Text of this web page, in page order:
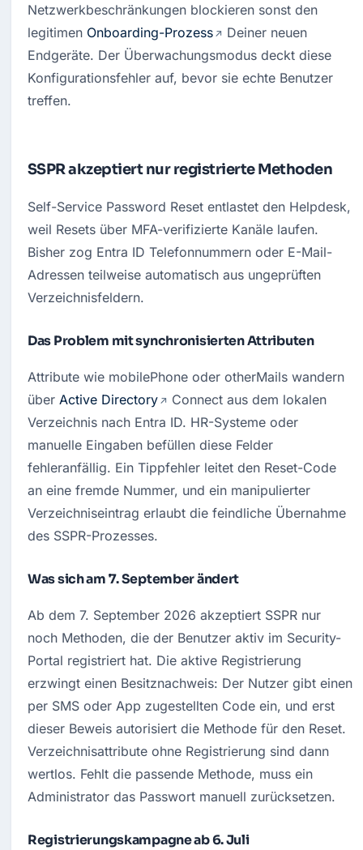
Netzwerkbeschränkungen blockieren sonst den
legitimen Onboarding-Prozess
Deiner neuen
Endgeräte. Der Überwachungsmodus deckt diese
Konfigurationsfehler auf, bevor sie echte Benutzer
treffen.
SSPR akzeptiert nur registrierte Methoden
Self-Service Password Reset entlastet den Helpdesk,
weil Resets über MFA-verifizierte Kanäle laufen.
Bisher zog Entra ID Telefonnummern oder E-Mail-
Adressen teilweise automatisch aus ungeprüften
Verzeichnisfeldern.
Das Problem mit synchronisierten Attributen
Attribute wie mobilePhone oder otherMails wandern
über Active Directory
Connect aus dem lokalen
Verzeichnis nach Entra ID. HR-Systeme oder
manuelle Eingaben befüllen diese Felder
fehleranfällig. Ein Tippfehler leitet den Reset-Code
an eine fremde Nummer, und ein manipulierter
Verzeichniseintrag erlaubt die feindliche Übernahme
des SSPR-Prozesses.
Was sich am 7. September ändert
Ab dem 7. September 2026 akzeptiert SSPR nur
noch Methoden, die der Benutzer aktiv im Security-
Portal registriert hat. Die aktive Registrierung
erzwingt einen Besitznachweis: Der Nutzer gibt einen
per SMS oder App zugestellten Code ein, und erst
dieser Beweis autorisiert die Methode für den Reset.
Verzeichnisattribute ohne Registrierung sind dann
wertlos. Fehlt die passende Methode, muss ein
Administrator das Passwort manuell zurücksetzen.
Registrierungskampagne ab 6. Juli